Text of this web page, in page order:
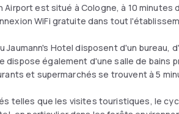
Airport est situé à Cologne, à 10
WiFi gratuite dans tout
Jaumann's Hotel disposent d'un bureau,
dispose également d'une salle de bains
et supermarchés se trouvent à 5
telles que les visites touristiques, le